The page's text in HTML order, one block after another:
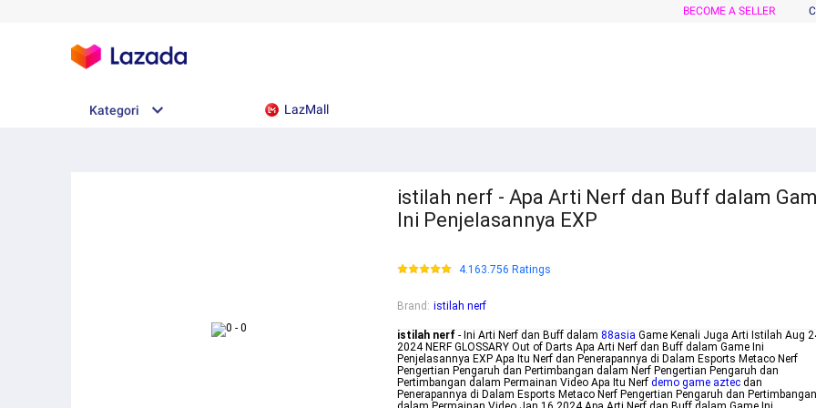
BECOME A SELLER
Kategori LazMall
istilah nerf - Apa Arti Nerf dan Buff dalam
Ini Penjelasannya EXP
4.163.756 Ratings
Brand : istilah nerf
istilah nerf - Ini Arti Nerf dan Buff dalam 88asia Game Kenali Juga Arti Istilah Aug
2024 NERF GLOSSARY Out of Darts Apa Arti Nerf dan Buff dalam Game Ini
Penjelasannya EXP Apa Itu Nerf dan Penerapannya di Dalam Esports Metaco Nerf
Pengertian Pengaruh dan Pertimbangan dalam Nerf Pengertian Pengaruh dan
Pertimbangan dalam Permainan Video Apa Itu Nerf demo game aztec dan
Penerapannya di Dalam Esports Metaco Nerf Pengertian Pengaruh dan Pertimbangan